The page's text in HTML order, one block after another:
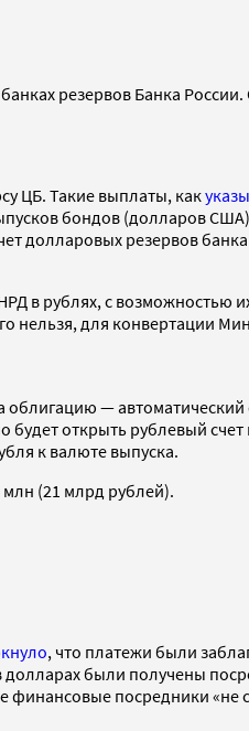
резервов Банка России.
ЦБ. Такие выплаты, как
бондов (долларов
долларовых резервов
в рублях, с возможностью
нельзя, для конвертации
облигацию —
открыть рублевый счет
к валюте выпуска.
(21 млрд рублей).
, что платежи были
были получены
финансовые посредники